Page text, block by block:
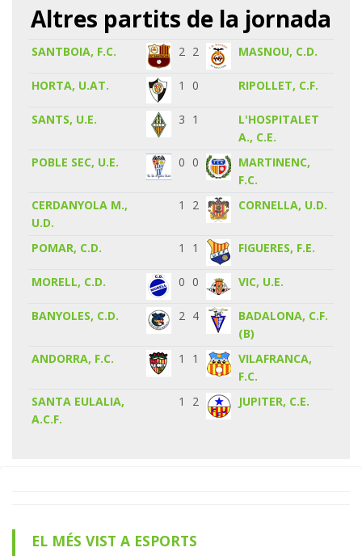
Altres partits de la jornada
SANTBOIA, F.C. 2 2 MASNOU, C.D.
HORTA, U.AT. 1 0 RIPOLLET, C.F.
SANTS, U.E. 3 1
L'HOSPITALET
A., C.E.
POBLE SEC, U.E.
0 0
MARTINENC,
F.C.
CERDANYOLA M.,
U.D.
1 2 CORNELLA, U.D.
POMAR, C.D. 1 1 FIGUERES, F.E.
MORELL, C.D. 0 0 VIC, U.E.
BANYOLES, C.D. 2 4
BADALONA, C.F.
(B)
ANDORRA, F.C.
1 1
VILAFRANCA,
F.C.
SANTA EULALIA,
A.C.F.
1 2 JUPITER, C.E.
EL MÉS VIST A ESPORTS